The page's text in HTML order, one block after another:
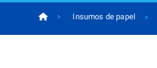
Insumos de papel